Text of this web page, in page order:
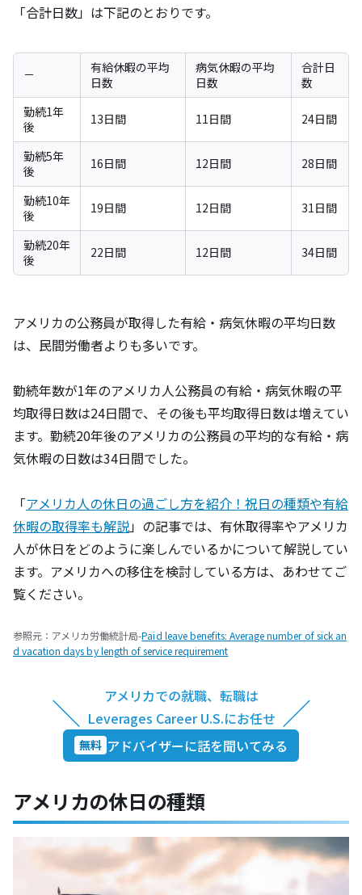
「合計日数」は下記のとおりです。
－
有給休暇の平均
日数
病気休暇の平均
日数
合計日
数
勤続1年
後
13日間 11日間 24日間
勤続5年
後
16日間 12日間 28日間
勤続10年
後
19日間 12日間 31日間
勤続20年
後
22日間 12日間 34日間
アメリカの公務員が取得した有給・病気休暇の平均日数
は、民間労働者よりも多いです。
勤続年数が1年のアメリカ人公務員の有給・病気休暇の平
均取得日数は24日間で、その後も平均取得日数は増えてい
ます。勤続20年後のアメリカの公務員の平均的な有給・病
気休暇の日数は34日間でした。
「アメリカ人の休日の過ごし方を紹介！祝日の種類や有給
休暇の取得率も解説」の記事では、有休取得率やアメリカ
人が休日をどのように楽しんでいるかについて解説してい
ます。アメリカへの移住を検討している方は、あわせてご
覧ください。
参照元：アメリカ労働統計局-Paid leave benefits: Average number of sick an
d vacation days by length of service requirement
＼
アメリカでの就職、転職は
Leverages Career U.S.にお任せ ／
無料 アドバイザーに話を聞いてみる
アメリカの休日の種類